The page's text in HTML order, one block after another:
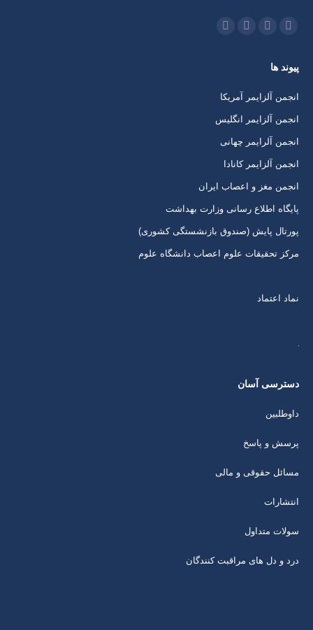
ما را دنبال کنید در:
کردن
پنجره
جدید
پنجره
جدید
پنجره
جدید
پنجره
جدید
پیوند ها
انجمن آلزایمر آمریکا
انجمن آلزایمر انگلیس
انجمن آلرایمر چهانی
انجمن آلزایمر کانادا
انجمن مغز و اعصاب ایران
پایگاه اطلاع رسانی وزارت بهداشت
پورتال پایش (صندوق بازنشستگی کشوری)
مرکز تحقیقات علوم اعصاب دانشگاه علوم
نماد اعتماد
دسترسی آسان
داوطلبین
پرسش و پاسخ
مسائل حقوقی و مالی
انتشارات
سولات متداول
درد و دل های مراقبت کنندگان